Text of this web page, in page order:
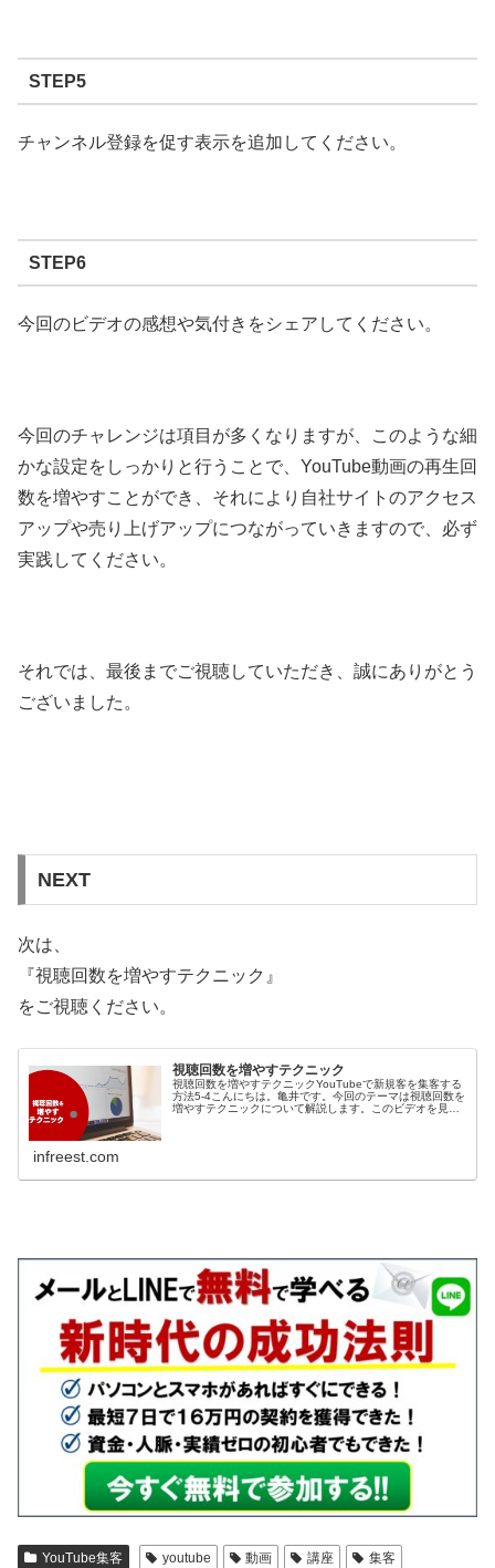
STEP5
チャンネル登録を促す表示を追加してください。
STEP6
今回のビデオの感想や気付きをシェアしてください。
今回のチャレンジは項目が多くなりますが、このような細
かな設定をしっかりと行うことで、YouTube動画の再生回
数を増やすことができ、それにより自社サイトのアクセス
アップや売り上げアップにつながっていきますので、必ず
実践してください。
それでは、最後までご視聴していただき、誠にありがとう
ございました。
NEXT
次は、
『視聴回数を増やすテクニック』
をご視聴ください。
視聴回数を増やすテクニック
視聴回数を増やすテクニックYouTubeで新規客を集客する
方法5-4こんにちは。亀井です。今回のテーマは視聴回数を
増やすテクニックについて解説します。このビデオを見る
infreest.com
YouTube集客 youtube 動画 講座 集客